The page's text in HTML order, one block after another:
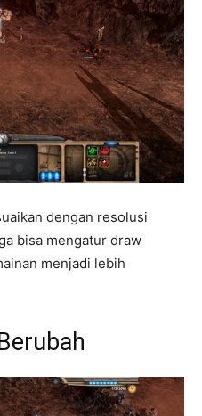
dengan resolusi
bisa mengatur draw
menjadi lebih